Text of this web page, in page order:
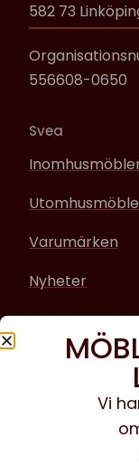
582 73
556608-0650
Svea
Varumärken
Nyheter
Sociala media
Facebook
Instagram
Vi